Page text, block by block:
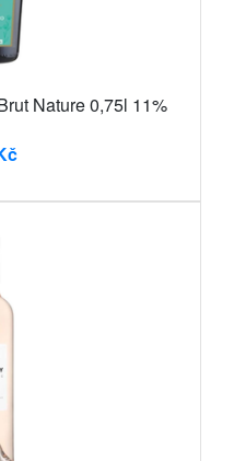
Nature 0,75l 11%